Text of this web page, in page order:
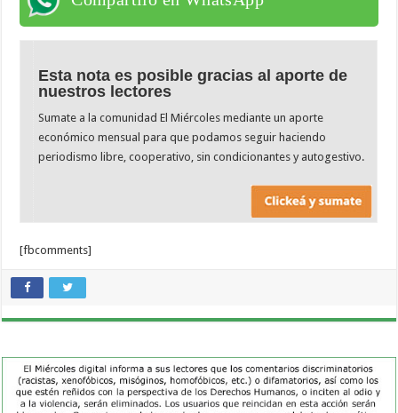
Esta nota es posible gracias al aporte de
nuestros lectores
Sumate a la comunidad El Miércoles mediante un aporte
económico mensual para que podamos seguir haciendo
periodismo libre, cooperativo, sin condicionantes y autogestivo.
[fbcomments]